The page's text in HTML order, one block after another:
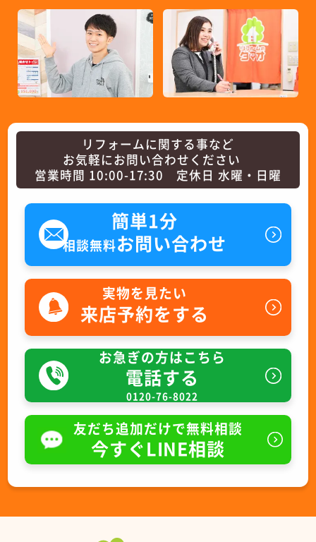
リフォームに関する事など
お気軽にお問い合わせください
営業時間 10:00-17:30 定休日 水曜・日曜
簡単1分
相談無料お問い合わせ
実物を見たい
来店予約をする
お急ぎの方はこちら
電話する
0120-76-8022
友だち追加だけで無料相談
今すぐLINE相談